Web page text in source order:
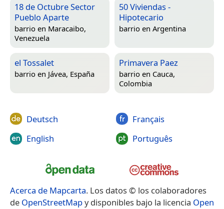
18 de Octubre Sector
Pueblo Aparte
barrio en Maracaibo,
Venezuela
50 Viviendas -
Hipotecario
barrio en Argentina
el Tossalet
barrio en Jávea, España
Primavera Paez
barrio en Cauca,
Colombia
Deutsch
English
Français
Português
Acerca de Mapcarta. Los datos © los colaboradores
de OpenStreetMapy disponibles bajo la licencia Open